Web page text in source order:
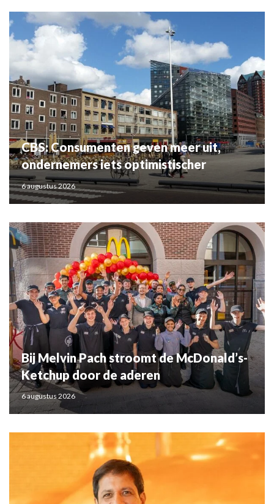
CBS: Consumenten geven meer uit,
ondernemers iets optimistischer
6 augustus 2026
Bij Melvin Pach stroomt de McDonald’s-
Ketchup door de aderen
6 augustus 2026